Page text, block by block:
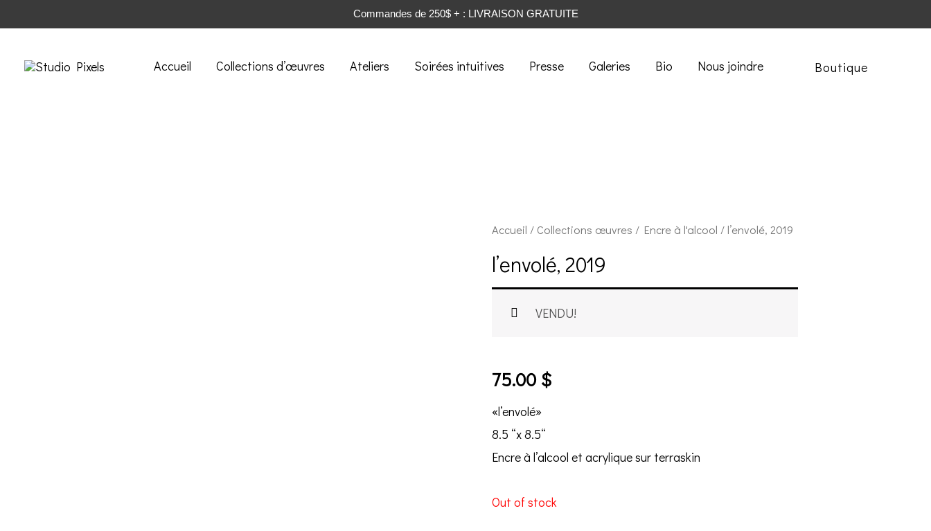
Commandes de 250$ + : LIVRAISON GRATUITE
Accueil Collections d’œuvres Ateliers Soirées intuitives Presse Galeries Bio Nous joindre Boutique
Accueil / Collections œuvres / Encre à l'alcool / l’envolé, 2019
l’envolé, 2019
VENDU!
75.00 $
«l’envolé»
8.5 “x 8.5“
Encre à l’alcool et acrylique sur terraskin
Out of stock